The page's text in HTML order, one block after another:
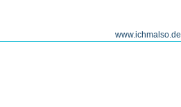
www.ichmalso.de